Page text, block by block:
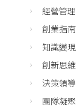
經營管理
創業指南
知識變現
創新思維
決策領導
團隊凝聚